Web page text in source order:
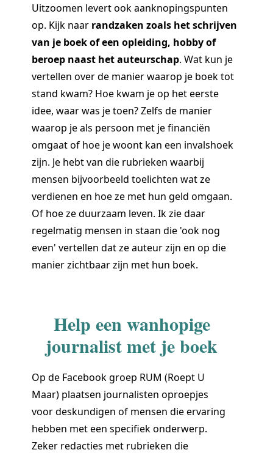
Uitzoomen levert ook aanknopingspunten
op. Kijk naar randzaken zoals het schrijven
van je boek of een opleiding, hobby of
beroep naast het auteurschap. Wat kun je
vertellen over de manier waarop je boek tot
stand kwam? Hoe kwam je op het eerste
idee, waar was je toen? Zelfs de manier
waarop je als persoon met je financiën
omgaat of hoe je woont kan een invalshoek
zijn. Je hebt van die rubrieken waarbij
mensen bijvoorbeeld toelichten wat ze
verdienen en hoe ze met hun geld omgaan.
Of hoe ze duurzaam leven. Ik zie daar
regelmatig mensen in staan die 'ook nog
even' vertellen dat ze auteur zijn en op die
manier zichtbaar zijn met hun boek.
Help een wanhopige
journalist met je boek
Op de Facebook groep RUM (Roept U
Maar) plaatsen journalisten oproepjes
voor deskundigen of mensen die ervaring
hebben met een specifiek onderwerp.
Zeker redacties met rubrieken die